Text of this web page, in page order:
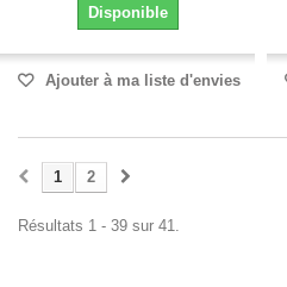
Disponible
Ajouter à ma liste d'envies
1 2
Résultats 1 - 39 sur 41.